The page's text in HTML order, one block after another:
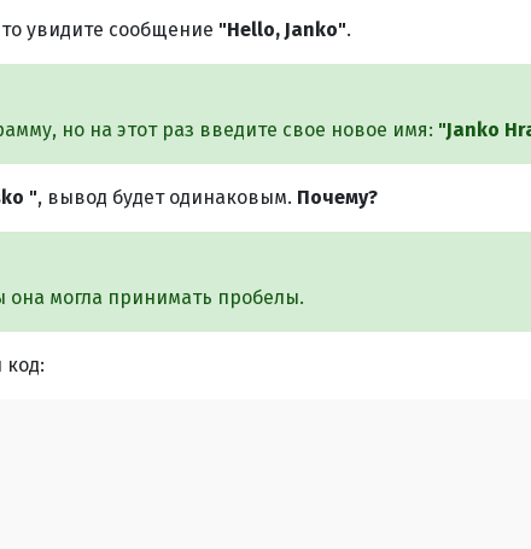
увидите сообщение "Hello, Janko".
но на этот раз введите свое новое имя: "Janko
", вывод будет одинаковым. Почему?
она могла принимать пробелы.